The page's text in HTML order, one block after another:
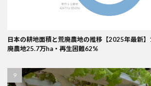
日本の耕地面積と荒廃農地の推移【2025年最新
廃農地25.7万ha・再生困難62%